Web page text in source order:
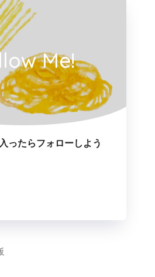
Me!
ったらフォローしよう